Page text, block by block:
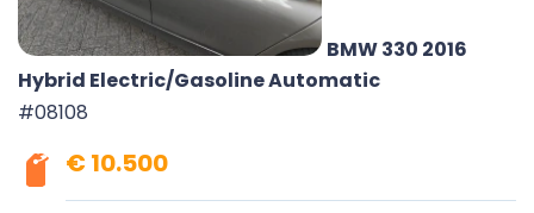
BMW 330 2016
Hybrid Electric/Gasoline Automatic
#08108
€ 10.500